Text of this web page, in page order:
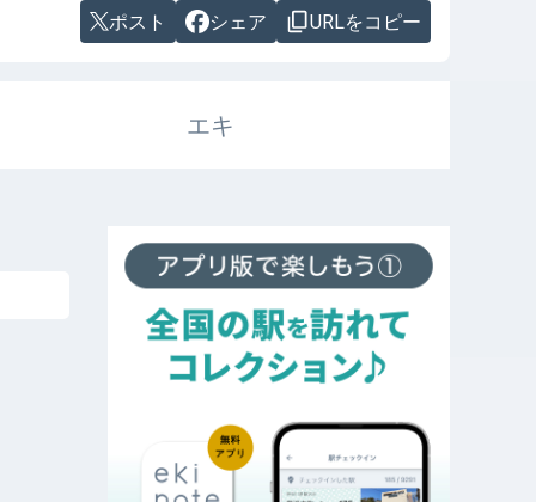
ポスト シェア URLをコピー
エキ